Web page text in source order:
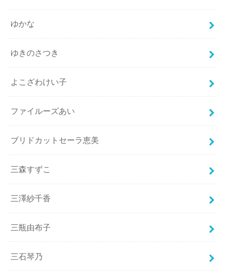
ゆかな
ゆきのさつき
よこざわけい子
ファイルーズあい
ブリドカットセーラ恵美
三森すずこ
三澤紗千香
三瓶由布子
三石琴乃